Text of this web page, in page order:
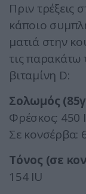
​Πριν τρέξεις
κάποιο
ματιά στην
τις παρακάτω
βιταμίνη D:
Σολωμός
Φρέσκος: 450
Σε κονσέρβα:
Τόνος (σε
154 IU